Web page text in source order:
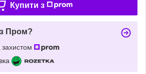
Купити з
Пром?